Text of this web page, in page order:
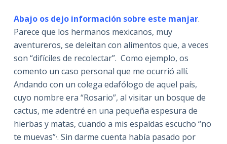
Abajo os dejo información sobre este manjar.
Parece que los hermanos mexicanos, muy
aventureros, se deleitan con alimentos que, a veces
son “difíciles de recolectar”. Como ejemplo, os
comento un caso personal que me ocurrió allí.
Andando con un colega edafólogo de aquel país,
cuyo nombre era “Rosario”, al visitar un bosque de
cactus, me adentré en una pequeña espesura de
hierbas y matas, cuando a mis espaldas escucho “no
te muevas”·. Sin darme cuenta había pasado por